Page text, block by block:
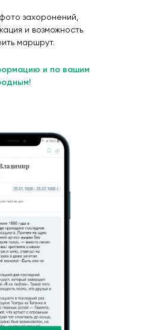
захоронений,
и возможность
маршрут.
и по вашим